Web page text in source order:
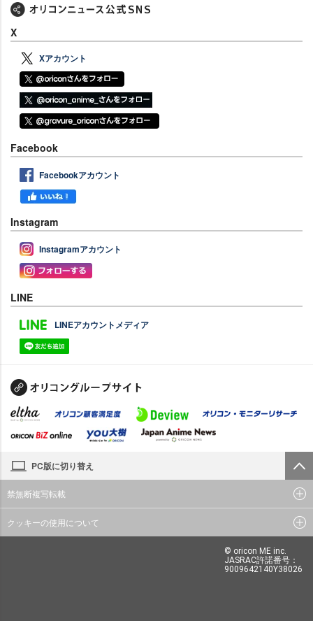
X
Xアカウント
Facebook
Facebookアカウント
Instagram
Instagramアカウント
LINE
LINEアカウントメディア
PC版に切り替え
禁無断複写転載
クッキーの使用について
© oricon ME inc.
JASRAC許諾番号：
9009642140Y38026